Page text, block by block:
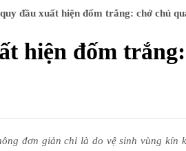
đầu xuất hiện đốm trắng: chớ chủ
hiện đốm
đơn giản chỉ là do vệ sinh vùng kín